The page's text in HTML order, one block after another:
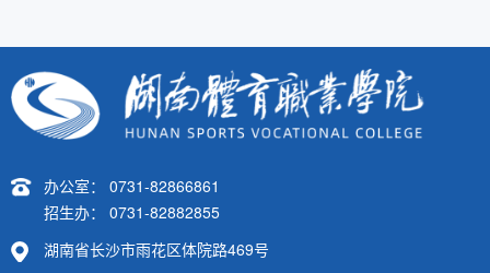
办公室： 0731-82866861
招生办： 0731-82882855
湖南省长沙市雨花区体院路469号